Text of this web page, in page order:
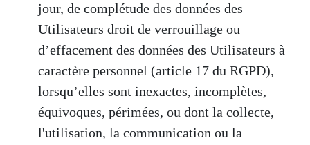
jour, de complétude des données des
Utilisateurs droit de verrouillage ou
d’effacement des données des Utilisateurs à
caractère personnel (article 17 du RGPD),
lorsqu’elles sont inexactes, incomplètes,
équivoques, périmées, ou dont la collecte,
l'utilisation, la communication ou la